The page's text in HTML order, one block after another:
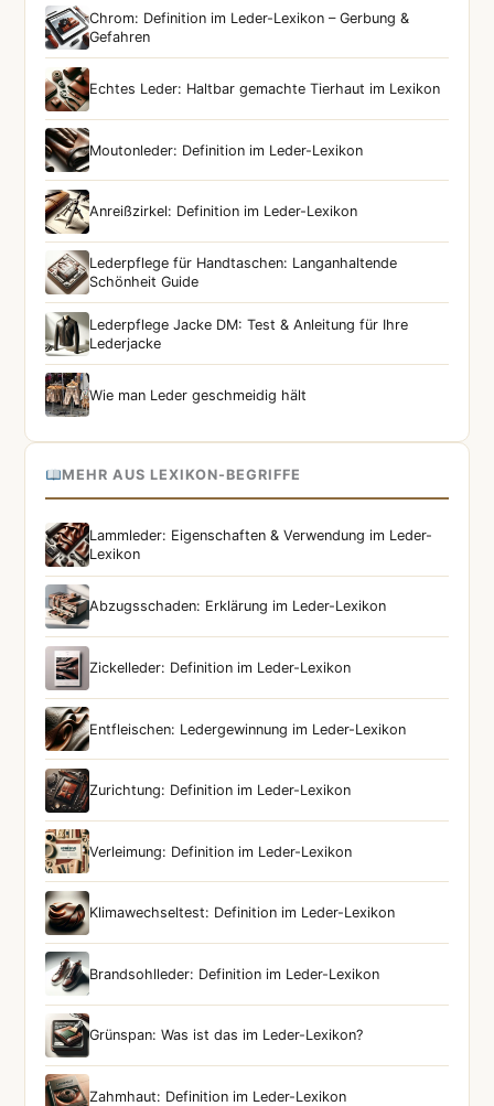
Chrom: Definition im Leder-Lexikon – Gerbung &
Gefahren
Echtes Leder: Haltbar gemachte Tierhaut im Lexikon
Moutonleder: Definition im Leder-Lexikon
Anreißzirkel: Definition im Leder-Lexikon
Lederpflege für Handtaschen: Langanhaltende
Schönheit Guide
Lederpflege Jacke DM: Test & Anleitung für Ihre
Lederjacke
Wie man Leder geschmeidig hält
MEHR AUS LEXIKON-BEGRIFFE
Lammleder: Eigenschaften & Verwendung im Leder-
Lexikon
Abzugsschaden: Erklärung im Leder-Lexikon
Zickelleder: Definition im Leder-Lexikon
Entfleischen: Ledergewinnung im Leder-Lexikon
Zurichtung: Definition im Leder-Lexikon
Verleimung: Definition im Leder-Lexikon
Klimawechseltest: Definition im Leder-Lexikon
Brandsohlleder: Definition im Leder-Lexikon
Grünspan: Was ist das im Leder-Lexikon?
Zahmhaut: Definition im Leder-Lexikon